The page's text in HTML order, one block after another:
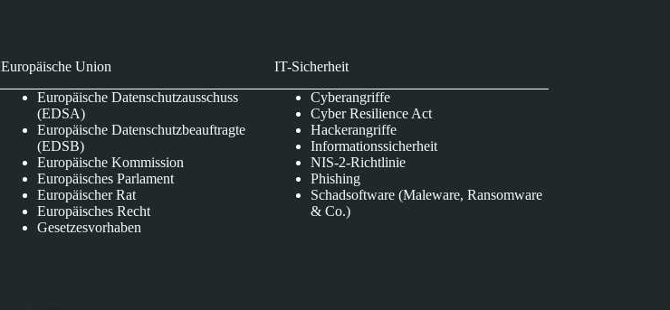
Europäische Union
Europäische Datenschutzausschuss
(EDSA)
Europäische Datenschutzbeauftragte
(EDSB)
Europäische Kommission
Europäisches Parlament
Europäischer Rat
Europäisches Recht
Gesetzesvorhaben
IT-Sicherheit
Cyberangriffe
Cyber Resilience Act
Hackerangriffe
Informationssicherheit
NIS-2-Richtlinie
Phishing
Schadsoftware (Maleware, Ransomware
& Co.)